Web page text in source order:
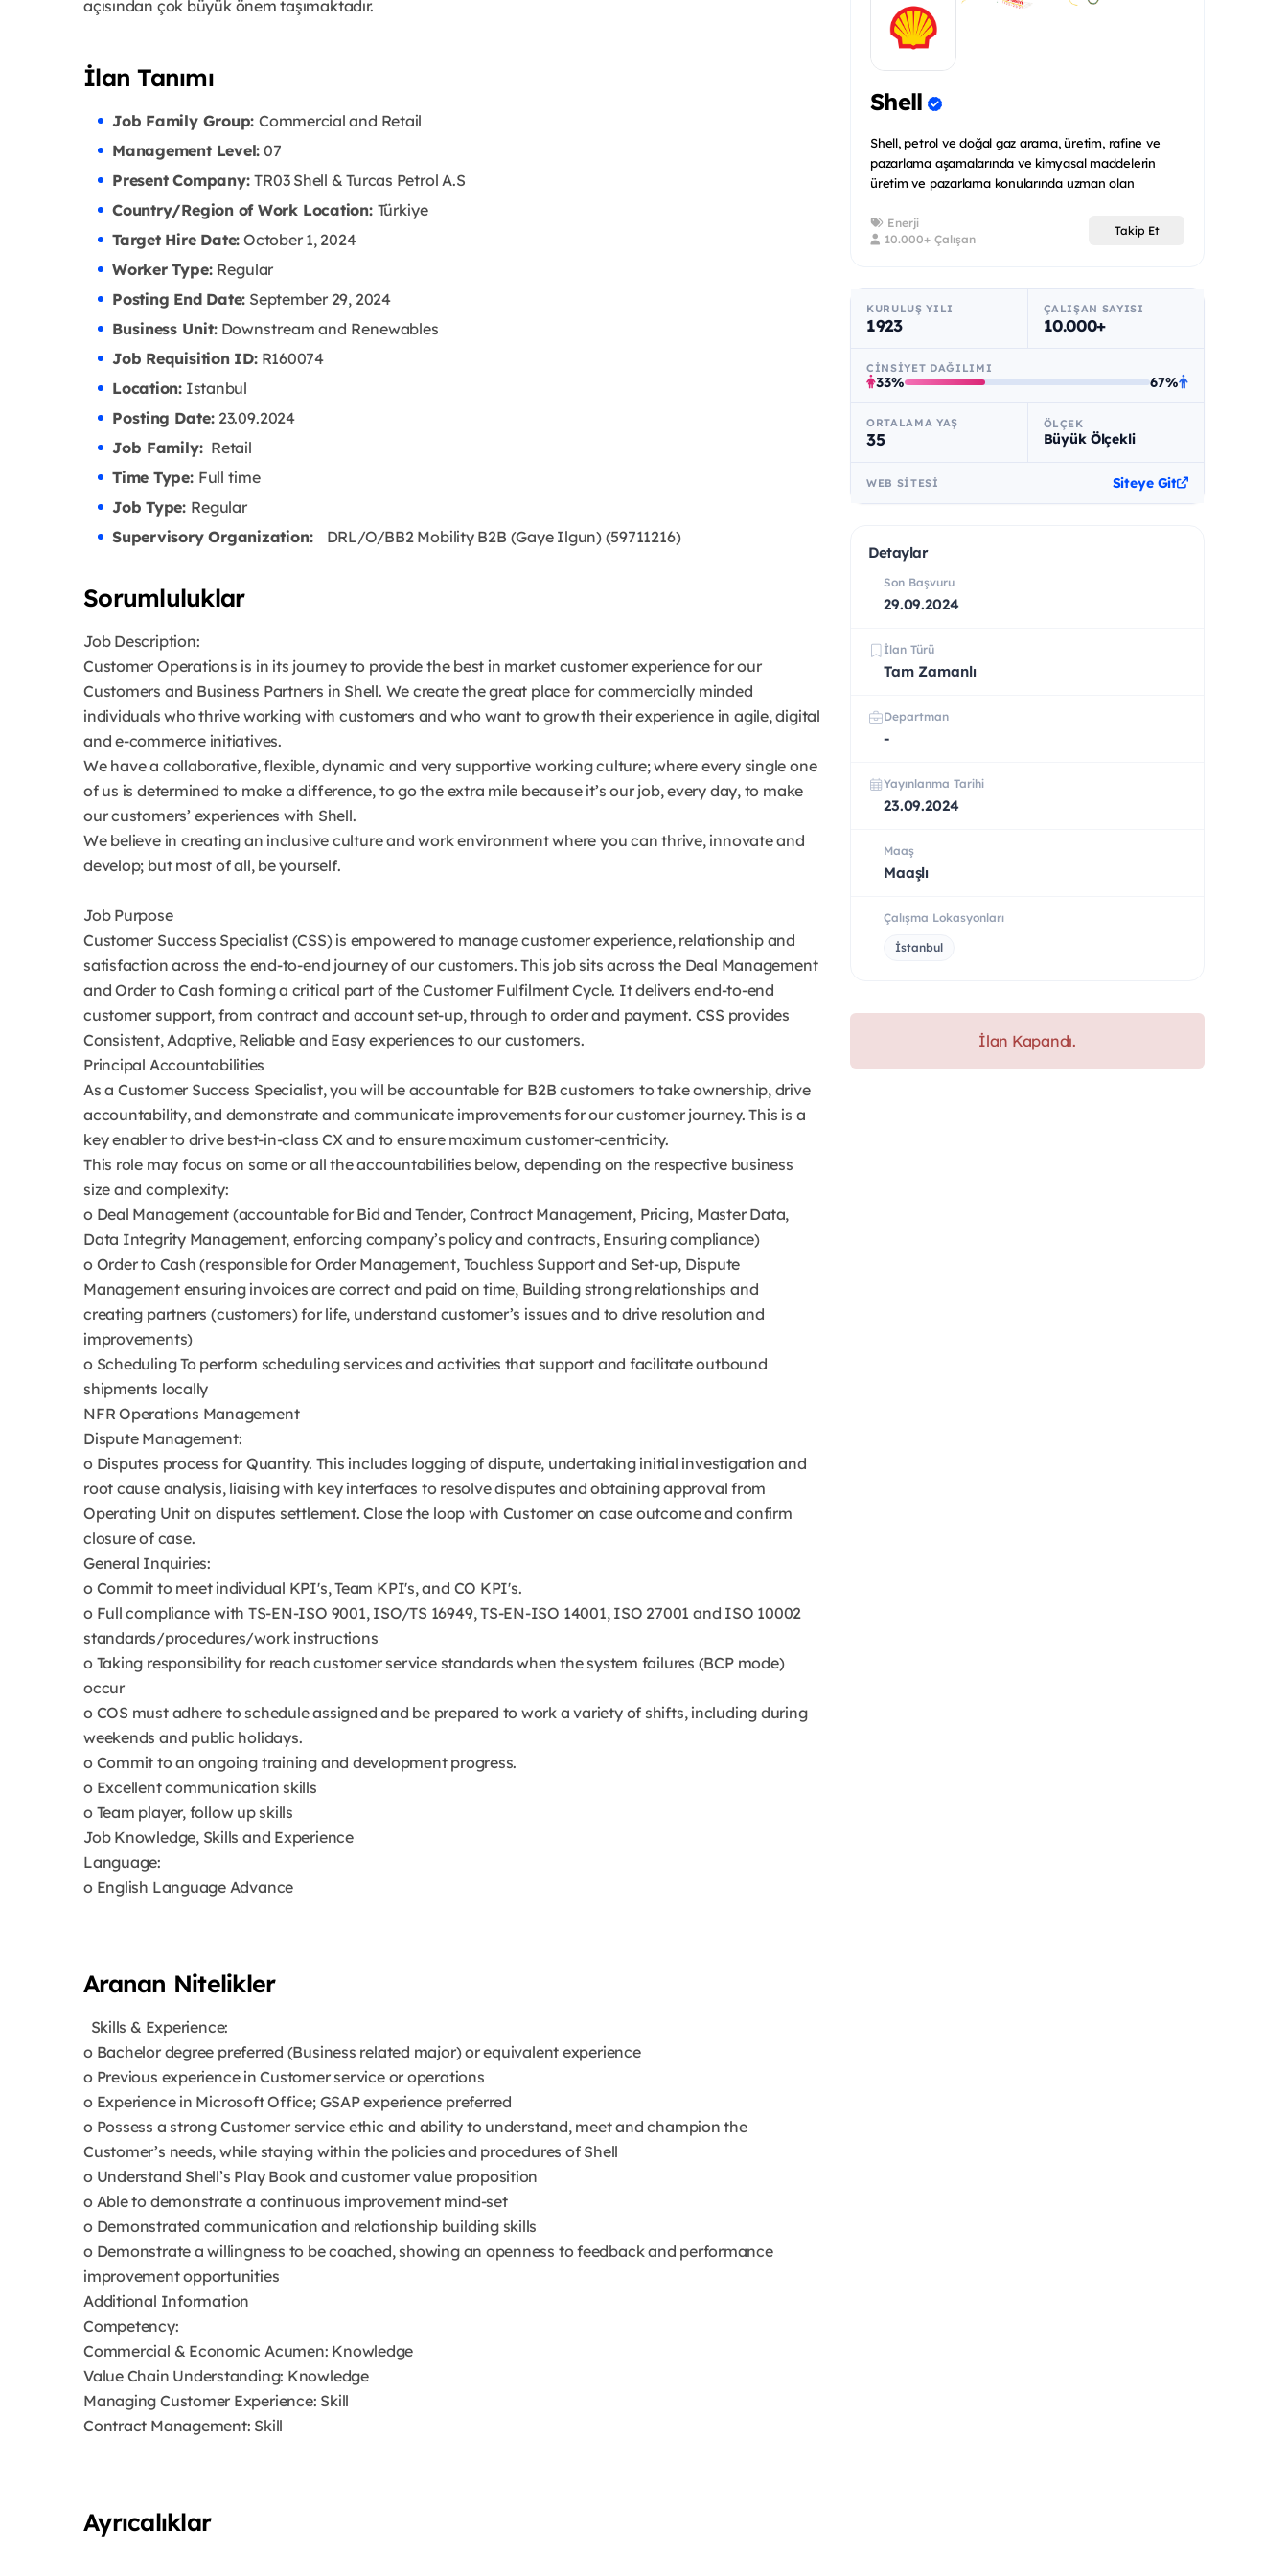
açısından çok büyük önem taşımaktadır.
İlan Tanımı
Job Family Group: Commercial and Retail
Management Level: 07
Present Company:TR03 Shell & Turcas Petrol A.S
Country/Region of Work Location: Türkiye
Target Hire Date: October 1, 2024
Worker Type: Regular
Posting End Date: September 29, 2024
Business Unit:Downstream and Renewables
Job Requisition ID:R160074
Location:Istanbul
Posting Date:23.09.2024
Job Family:Retail
Time Type: Full time
Job Type: Regular
Supervisory Organization: DRL/O/BB2 Mobility B2B (Gaye Ilgun) (59711216)
Sorumluluklar
Job Description:
Customer Operations is in its journey to provide the best in market customer experience for our
Customers and Business Partners in Shell. We create the great place for commercially minded
individuals who thrive working with customers and who want to growth their experience in agile, digital
and e-commerce initiatives.
We have a collaborative, flexible, dynamic and very supportive working culture; where every single one
of us is determined to make a difference, to go the extra mile because it’s our job, every day, to make
our customers’ experiences with Shell.
We believe in creating an inclusive culture and work environment where you can thrive, innovate and
develop; but most of all, be yourself.
Job Purpose
Customer Success Specialist (CSS) is empowered to manage customer experience, relationship and
satisfaction across the end-to-end journey of our customers. This job sits across the Deal Management
and Order to Cash forming a critical part of the Customer Fulfilment Cycle. It delivers end-to-end
customer support, from contract and account set-up, through to order and payment. CSS provides
Consistent, Adaptive, Reliable and Easy experiences to our customers.
Principal Accountabilities
As a Customer Success Specialist, you will be accountable for B2B customers to take ownership, drive
accountability, and demonstrate and communicate improvements for our customer journey. This is a
key enabler to drive best-in-class CX and to ensure maximum customer-centricity.
This role may focus on some or all the accountabilities below, depending on the respective business
size and complexity:
o Deal Management (accountable for Bid and Tender, Contract Management, Pricing, Master Data,
Data Integrity Management, enforcing company’s policy and contracts, Ensuring compliance)
o Order to Cash (responsible for Order Management, Touchless Support and Set-up, Dispute
Management ensuring invoices are correct and paid on time, Building strong relationships and
creating partners (customers) for life, understand customer’s issues and to drive resolution and
improvements)
o Scheduling To perform scheduling services and activities that support and facilitate outbound
shipments locally
NFR Operations Management
Dispute Management:
o Disputes process for Quantity. This includes logging of dispute, undertaking initial investigation and
root cause analysis, liaising with key interfaces to resolve disputes and obtaining approval from
Operating Unit on disputes settlement. Close the loop with Customer on case outcome and confirm
closure of case.
General Inquiries:
o Commit to meet individual KPI's, Team KPI's, and CO KPI's.
o Full compliance with TS-EN-ISO 9001, ISO/TS 16949, TS-EN-ISO 14001, ISO 27001 and ISO 10002
standards/procedures/work instructions
o Taking responsibility for reach customer service standards when the system failures (BCP mode)
occur
o COS must adhere to schedule assigned and be prepared to work a variety of shifts, including during
weekends and public holidays.
o Commit to an ongoing training and development progress.
o Excellent communication skills
o Team player, follow up skills
Job Knowledge, Skills and Experience
Language:
o English Language Advance
Aranan Nitelikler
Skills & Experience:
o Bachelor degree preferred (Business related major) or equivalent experience
o Previous experience in Customer service or operations
o Experience in Microsoft Office; GSAP experience preferred
o Possess a strong Customer service ethic and ability to understand, meet and champion the
Customer’s needs, while staying within the policies and procedures of Shell
o Understand Shell’s Play Book and customer value proposition
o Able to demonstrate a continuous improvement mind-set
o Demonstrated communication and relationship building skills
o Demonstrate a willingness to be coached, showing an openness to feedback and performance
improvement opportunities
Additional Information
Competency:
Commercial & Economic Acumen: Knowledge
Value Chain Understanding: Knowledge
Managing Customer Experience: Skill
Contract Management: Skill
Ayrıcalıklar
Shell
Shell, petrol ve doğal gaz arama, üretim, rafine ve
pazarlama aşamalarında ve kimyasal maddelerin
üretim ve pazarlama konularında uzman olan
Enerji
10.000+ Çalışan
Takip Et
KURULUŞ YILI
1923
ÇALIŞAN SAYISI
10.000+
CINSIYET DAĞILIMI
33% 67%
ORTALAMA YAŞ
35
ÖLÇEK
Büyük Ölçekli
WEB SITESI Siteye Git
Detaylar
Son Başvuru
29.09.2024
İlan Türü
Tam Zamanlı
Departman
-
Yayınlanma Tarihi
23.09.2024
Maaş
Maaşlı
Çalışma Lokasyonları
İstanbul
İlan Kapandı.